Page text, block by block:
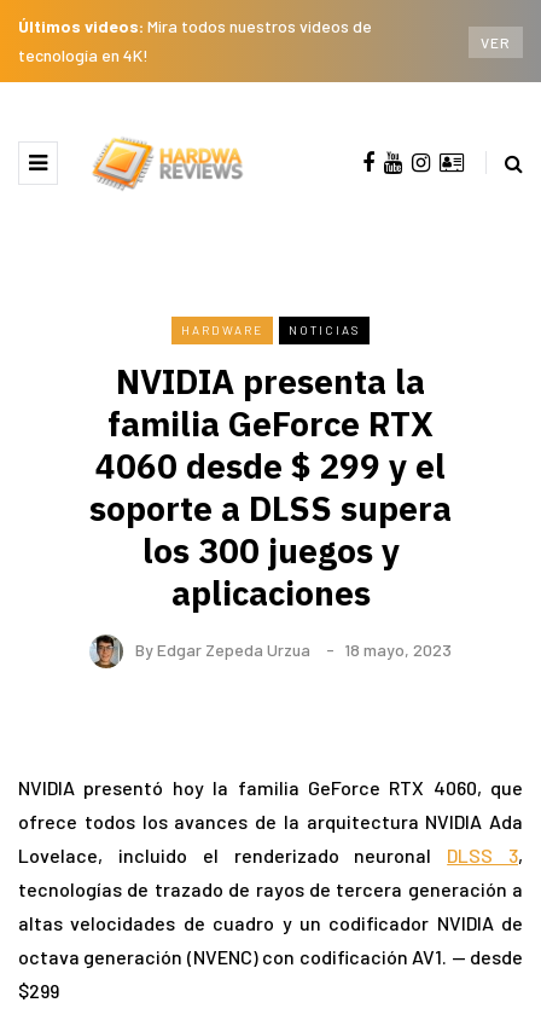
Últimos videos: Mira todos nuestros videos de
tecnología en 4K!
VER
HARDWARE NOTICIAS
NVIDIA presenta la
familia GeForce RTX
4060 desde $ 299 y el
soporte a DLSS supera
los 300 juegos y
aplicaciones
ByEdgar Zepeda Urzua 18 mayo, 2023
NVIDIA presentó hoy la familia GeForce RTX 4060, que
ofrece todos los avances de la arquitectura NVIDIA Ada
Lovelace, incluido el renderizado neuronal DLSS 3,
tecnologías de trazado de rayos de tercera generación a
altas velocidades de cuadro y un codificador NVIDIA de
octava generación (NVENC) con codificación AV1. — desde
$299